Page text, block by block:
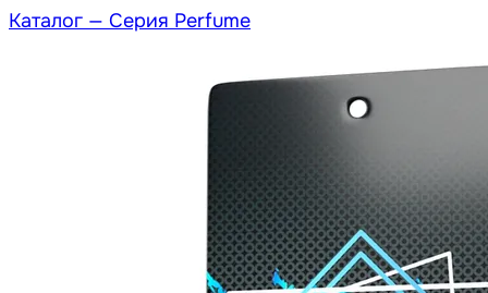
Каталог — Серия Perfume